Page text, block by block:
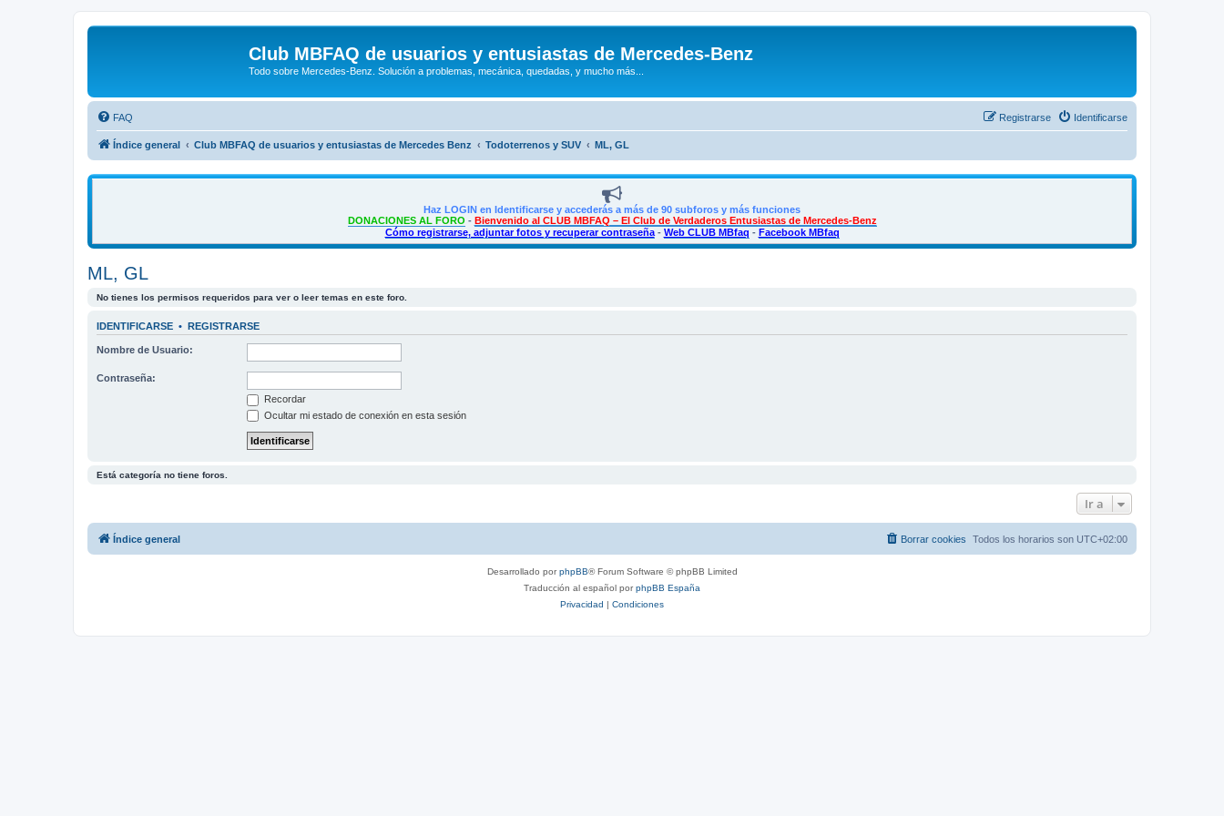
Club MBFAQ de usuarios y entusiastas de Mercedes-Benz
Todo sobre Mercedes-Benz. Solución a problemas, mecánica, quedadas, y mucho más...
FAQ Identificarse
Registrarse
Índice general Club MBFAQ de usuarios y entusiastas de Mercedes Benz Todoterrenos y SUV ML, GL
Haz LOGIN en Identificarse y accederás a más de 90 subforos y más funciones
DONACIONES AL FORO - Bienvenido al CLUB MBFAQ – El Club de Verdaderos Entusiastas de Mercedes-Benz
Cómo registrarse, adjuntar fotos y recuperar contraseña- Web CLUB MBfaq - Facebook MBfaq
ML, GL
No tienes los permisos requeridos para ver o leer temas en este foro.
IDENTIFICARSE • REGISTRARSE
Nombre de Usuario:
Contraseña:
Recordar
Ocultar mi estado de conexión en esta sesión
Está categoría no tiene foros.
Ir a
Índice general Todos los horarios son UTC+02:00
Borrar cookies
Desarrollado porphpBB® Forum Software © phpBB Limited
Traducción al español porphpBB España
Privacidad | Condiciones